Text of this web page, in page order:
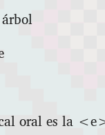
oral es la